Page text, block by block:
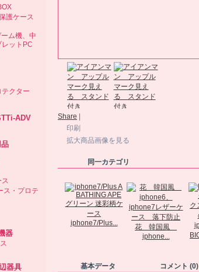
護ケース
ム機、中
ットPC
クター
ADV
ス
ス・プロテ
器
器具
Share
印刷
拡大商品画像を見る
同一カテゴリ
iphone7/Plus...
花 韓国風
iphone...
基本データ コメント (0)